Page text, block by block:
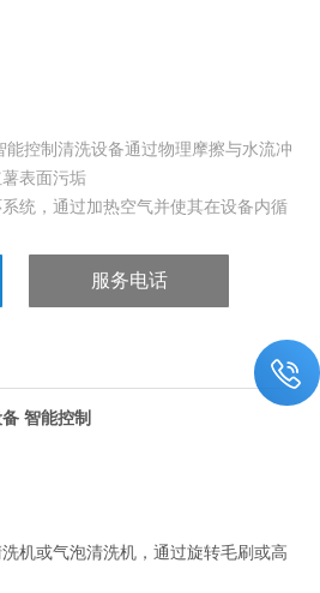
控制清洗设备通过物理摩擦与水流冲
表面污垢
统，通过加热空气并使其在设备内循
服务电话
智能控制
或气泡清洗机，通过旋转毛刷或高